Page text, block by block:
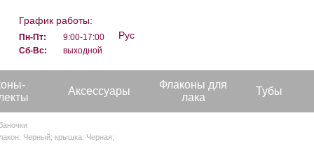
График работы:
Пн-Пт:
9:00-17:00
Сб-Вс:
выходной
Рус
Аксессуары
Флаконы для
лака
Тубы
Черный; крышка: Черная;